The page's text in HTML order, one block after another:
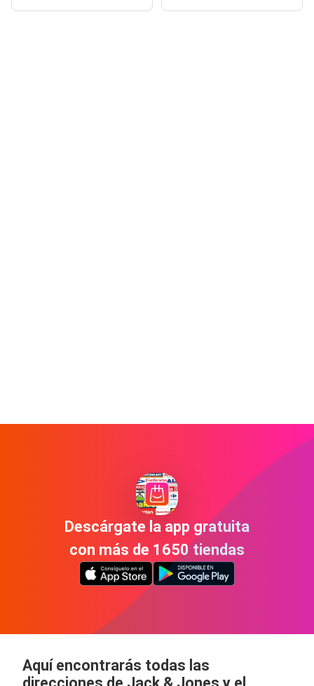
Descárgate la app gratuita
con más de 1650 tiendas
Aquí encontrarás todas las